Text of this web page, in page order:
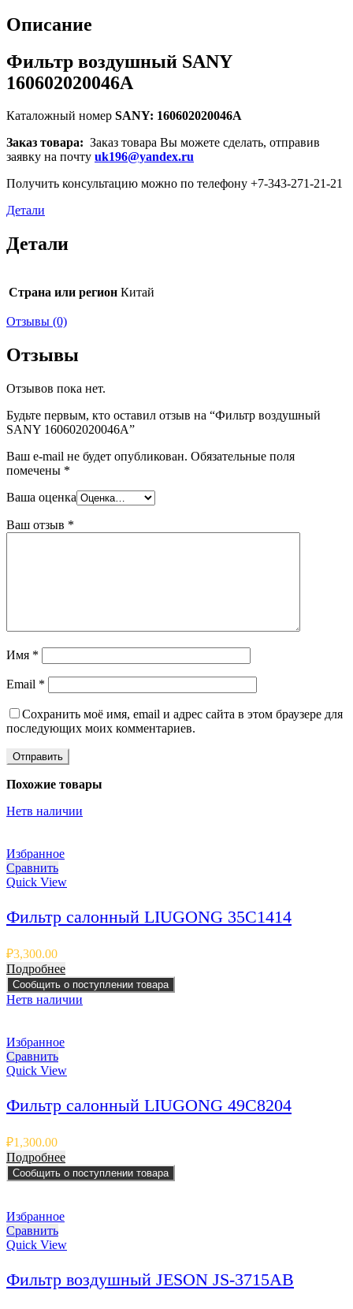
Описание
Фильтр воздушный SANY
160602020046A
Каталожный номер SANY: 160602020046A
Заказ товара: Заказ товара Вы можете сделать, отправив
заявку на почту uk196@yandex.ru
Получить консультацию можно по телефону +7-343-271-21-21
Детали
Детали
Страна или регион Китай
Отзывы (0)
Отзывы
Отзывов пока нет.
Будьте первым, кто оставил отзыв на “Фильтр воздушный
SANY 160602020046A”
Ваш e-mail не будет опубликован. Обязательные поля
помечены *
Ваша оценка
Ваш отзыв *
Имя *
Email *
Сохранить моё имя, email и адрес сайта в этом браузере для
последующих моих комментариев.
Похожие товары
Нетв наличии
Избранное
Сравнить
Quick View
Фильтр салонный LIUGONG 35C1414
₽3,300.00
Подробнее
Сообщить о поступлении товара
Нетв наличии
Избранное
Сравнить
Quick View
Фильтр салонный LIUGONG 49C8204
₽1,300.00
Подробнее
Сообщить о поступлении товара
Избранное
Сравнить
Quick View
Фильтр воздушный JESON JS-3715AB